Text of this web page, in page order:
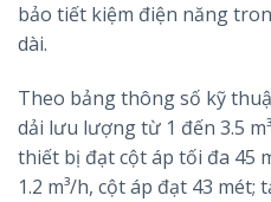
bảo tiết kiệm điện năng
dài.
Theo bảng thông số kỹ
dải lưu lượng từ 1 đến 3.5
thiết bị đạt cột áp tối đa 45
1.2 m³/h, cột áp đạt 43 mét;